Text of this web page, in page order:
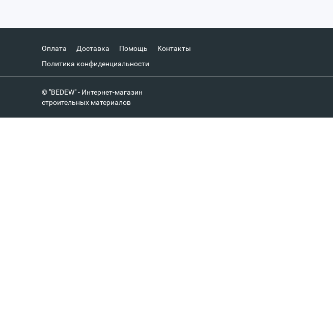
Оплата Доставка Помощь
Контакты
Политика конфиденциальности
© "BEDEW" - Интернет-магазин
строительных материалов